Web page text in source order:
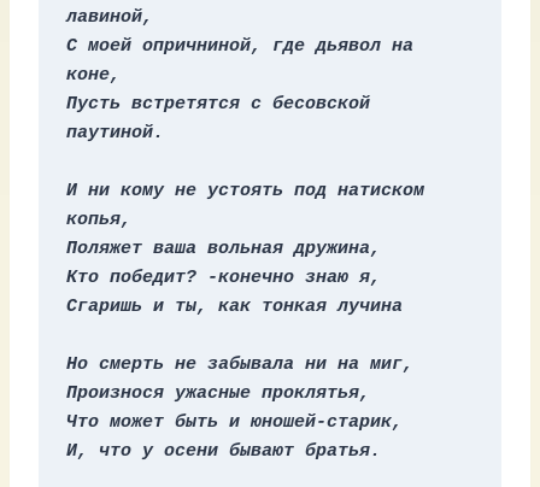
лавиной,
С моей опричниной, где дьявол на
коне,
Пусть встретятся с бесовской
паутиной.
И ни кому не устоять под натиском
копья,
Поляжет ваша вольная дружина,
Кто победит? -конечно знаю я,
Сгаришь и ты, как тонкая лучина
Но смерть не забывала ни на миг,
Произнося ужасные проклятья,
Что может быть и юношей-старик,
И, что у осени бывают братья.